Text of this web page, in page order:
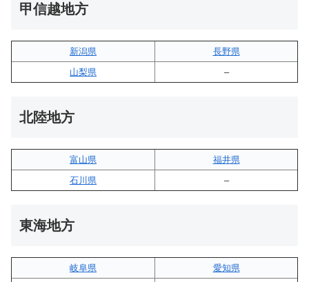
甲信越地方
新潟県
長野県
山梨県
–
北陸地方
富山県
福井県
石川県
–
東海地方
岐阜県
愛知県